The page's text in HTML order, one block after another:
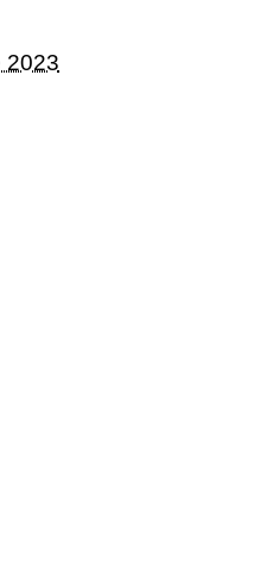
2023